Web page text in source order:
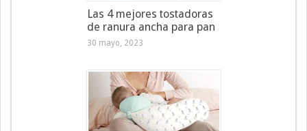
Las 4 mejores tostadoras
de ranura ancha para pan
30 mayo, 2023